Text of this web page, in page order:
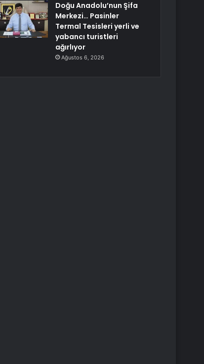
Doğu Anadolu’nun Şifa
Merkezi… Pasinler
Termal Tesisleri yerli ve
yabancı turistleri
ağırlıyor
Ağustos 6, 2026